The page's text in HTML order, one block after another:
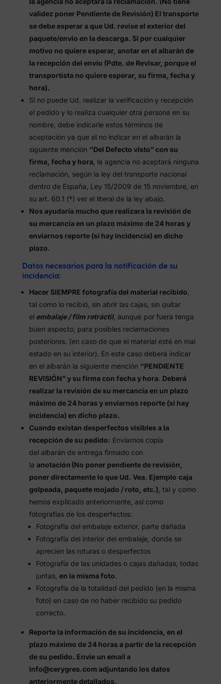
validez poner Pendiente de Revisión) El transporte
se debe esperar a que Ud. revise el exterior del
paquete/envío en la descarga. Si por cualquier
motivo no quiere esperar, anotar en el albarán de
la recepción del envío (Pdte. de Revisar, porque el
transportista no quiere esperar, su firma, fecha y
hora).
Si no puede Ud. realizar la verificación y recepción
el pedido y lo realiza cualquier otra persona en su
nombre, debe indicarle estos términos de
aceptación ya que el no indicar en el albarán la
siguiente mención “Del Defecto visto” con su
firma, fecha y hora , la agencia no aceptará ninguna
reclamación, según la ley del transporte nacional
dentro de España, Ley 15/2009 de 15 noviembre, en
su art. 60.1 (*) ver el literal de la ley abajo.
Nos ayudaría mucho que realizara la revisión de
su mercancía en un plazo máximo de 24 horas y
enviarnos reporte (si hay incidencia) en dicho
plazo.
Datos necesarios para la notificación de su
incidencia:
Hacer SIEMPRE fotografía del material recibido
tal como lo recibió, sin abrir las cajas, sin quitar
el embalaje / film retráctil, aunque por fuera tenga
buen aspecto, para posibles reclamaciones
posteriores. (en caso de que el material esté en mal
estado en su interior). En este caso deberá indicar
en el albarán la siguiente mención “PENDIENTE
REVISIÓN” y su firma con fecha y hora. Deberá
realizar la revisión de su mercancía en un plazo
máximo de 24 horas y enviarnos reporte (si hay
incidencia) en dicho plazo.
Cuando existan desperfectos visibles a la
recepción de su pedido: Enviarnos copia
del albarán de entrega firmado con
la anotación (No poner pendiente de revisión,
poner directamente lo que Ud. Vea. Ejemplo caja
golpeada, paquete mojado / roto, etc.) , tal y como
hemos explicado anteriormente, así como
fotografías de los desperfectos:
Fotografía del embalaje exterior, parte dañada
Fotografía del interior del embalaje, donde se
aprecien las roturas o desperfectos
Fotografía de las unidades o cajas dañadas, todas
juntas, en la misma foto.
Fotografía de la totalidad del pedido (en la misma
foto) en caso de no haber recibido su pedido
correcto.
Reporte la información de su incidencia, en el
plazo máximo de 24 horas a partir de la recepción
de su pedido. Envíe un email a
info@cerygres.com adjuntando los datos
anteriormente detallados.